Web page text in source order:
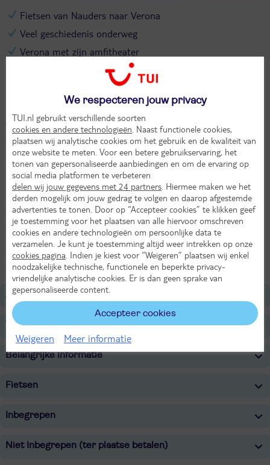
Fietsen van Nauders naar Verona
Veel geschiedenis onderweg
Verona met zijn amfitheater
Bezoek het verdronken dorp Graun
Je fietst tussen de wijngaarden
Schilderachtige vergezichten
Vanaf het drielandenpunt bij Nauders start deze 8-daagse
fietsvakantie. Al snel passeer je de grens tussen Oostenrijk en het
Duits sprekende gedeelte van Noord-Italië oftewel: Südtirol. Omdat
in dit deel van Italië twee talen worden gesproken zie je dit vaak
terug in de namen van zowel plaatsen als meren. Via de
Reschensee, voor de Italianen: Lago di Rèsia, fiets je een
panoramaroute door de regio Trentino. Via de een na langste rivier
van Italië, de Adige, fiets je via het Gardameer naar Verona. De
combinatie van enorm veel culturele hoogtepunten, glooiende
landschappen met hoge bergen aan de horizon maakt dit een
onvergetelijke reis. Een extra nacht in Verona? Boek dan de 9-
daagse fietsreis.
Algemeen
Verzorging
Belangrijke informatie
Fietsen
Inbegrepen
Niet Inbegrepen (ter plaatse betalen)
We respecteren jouw privacy
TUI.nl gebruikt verschillende soorten
cookies en andere technologieën . Naast functionele cookies,
plaatsen wij analytische cookies om het gebruik en de kwaliteit van
onze website te meten. Voor een betere gebruikservaring, het
tonen van gepersonaliseerde aanbiedingen en om de ervaring op
social media platformen te verbeteren
delen wij jouw gegevens met 24 partners . Hiermee maken we het
derden mogelijk om jouw gedrag te volgen en daarop afgestemde
advertenties te tonen. Door op “Accepteer cookies” te klikken geef
je toestemming voor het plaatsen van alle hiervoor omschreven
cookies en andere technologieën om persoonlijke data te
verzamelen. Je kunt je toestemming altijd weer intrekken op onze
cookies pagina . Indien je kiest voor “Weigeren” plaatsen wij enkel
noodzakelijke technische, functionele en beperkte privacy-
vriendelijke analytische cookies. Er is dan geen sprake van
gepersonaliseerde content.
Accepteer cookies
Weigeren Meer informatie